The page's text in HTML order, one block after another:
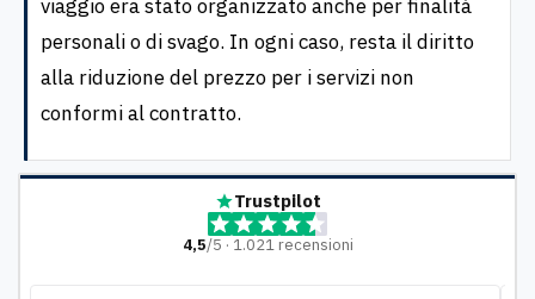
viaggio era stato organizzato anche per finalità
personali o di svago. In ogni caso, resta il diritto
alla riduzione del prezzo per i servizi non
conformi al contratto.
Trustpilot
4,5/5 · 1.021 recensioni